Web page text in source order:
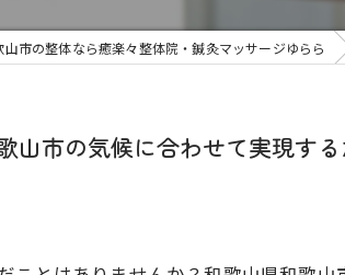
市の整体なら癒楽々整体院・鍼灸マッサージゆらら
山市の気候に合わせて実現す